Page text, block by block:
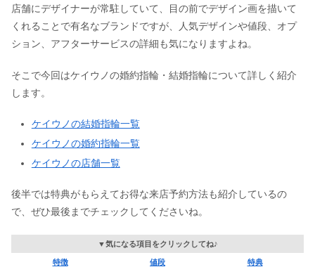
店舗にデザイナーが常駐していて、目の前でデザイン画を描いて
くれることで有名なブランドですが、人気デザインや値段、オプ
ション、アフターサービスの詳細も気になりますよね。
そこで今回はケイウノの婚約指輪・結婚指輪について詳しく紹介
します。
ケイウノの結婚指輪一覧
ケイウノの婚約指輪一覧
ケイウノの店舗一覧
後半では特典がもらえてお得な来店予約方法も紹介しているの
で、ぜひ最後までチェックしてくださいね。
▼気になる項目をクリックしてね♪
特徴 値段 特典